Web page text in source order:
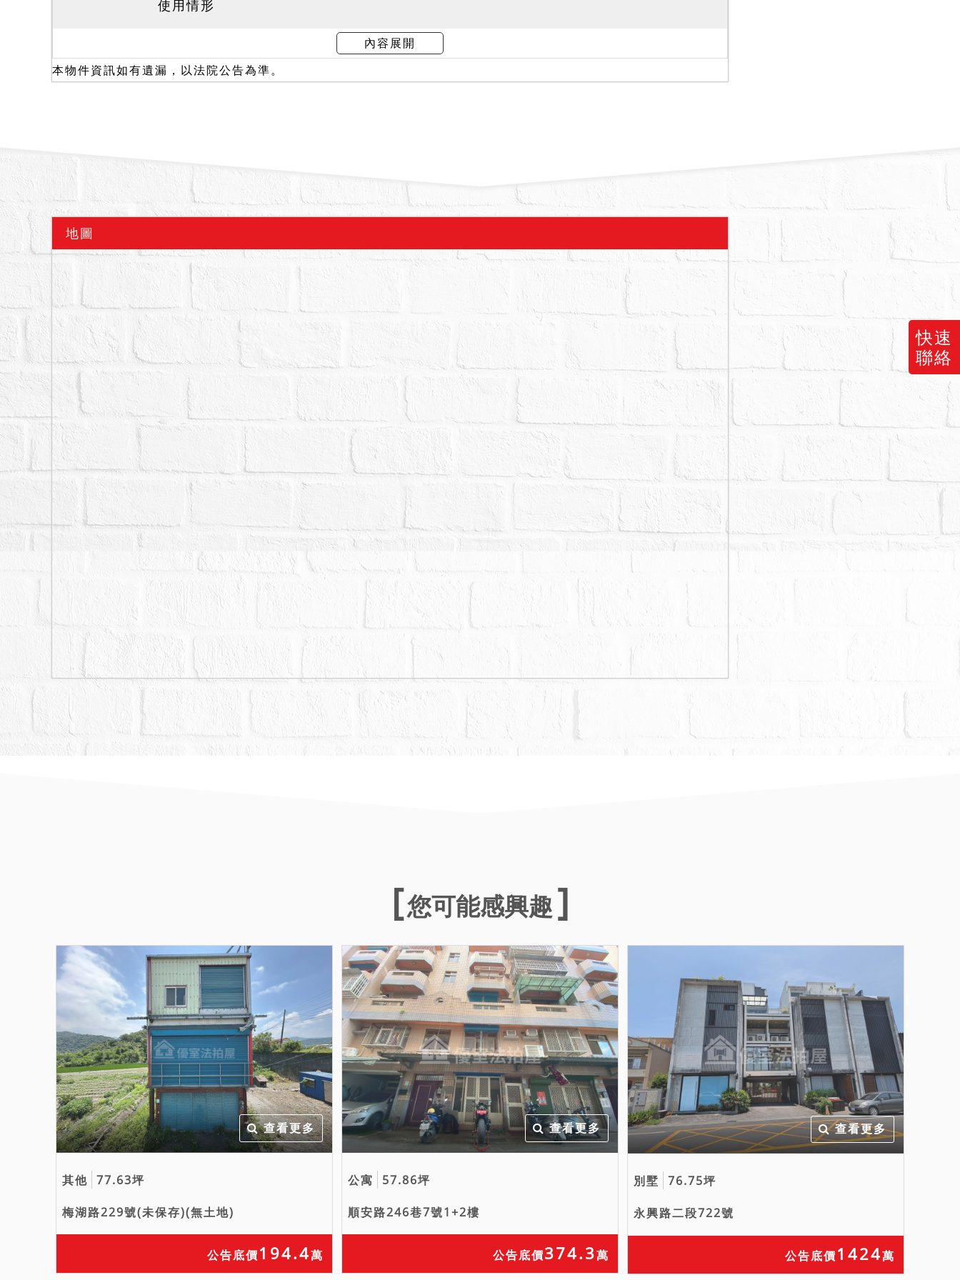
快速
聯絡
使用情形
用，故本件拍定後點交。經詢問在場人，其表示房屋有嚴重漏水之情事。本院已盡力查證
並揭露風險，請應買人仍應逕向相關單位洽詢查明，綜合考量相關風險再行投標，不得於
拍定後再執前揭事由聲明異議或聲請撤拍，併予說明。
三、本件投標人於投標前請自行向地政事務所等相關機關調閱執行標的不動產之最新公開
資訊，以資參酌評估。
四、拍賣之土地如於查封後經地政機關實施重測，其面積應以重測結果為準，拍定後債權
五、本標130、131地號土地經查都市土地使用分區為商業區。
一、上開不動產4宗合併拍賣，請投標人分別出價。
二、拍賣最低價額合計新台幣：11,360,000元，以總價最高者得標。
三、保證金新台幣：2,272,000元。
四、抵押權拍定後均塗銷。
內容展開
本物件資訊如有遺漏，以法院公告為準。
地圖
您可能感興趣
查看更多
其他 77.63坪
梅湖路229號(未保存)(無土地)
公告底價194.4萬
查看更多
公寓 57.86坪
順安路246巷7號1+2樓
公告底價374.3萬
查看更多
別墅 76.75坪
永興路二段722號
公告底價1424萬